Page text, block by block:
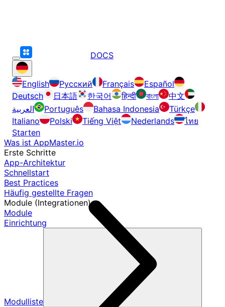
DOCS
English Русский Français
Español
Deutsch
日本語 한국어 हिन्दी বাংলা
中文
العربية
Português Bahasa Indonesia
Türkçe
Italiano
Polski Tiếng Việt Nederlands
ไทย
Starten
Was ist AppMaster.io
Erste Schritte
App-Architektur
Schnellstart
Best Practices
Häufig gestellte Fragen
Module (Integrationen)
Module
Einrichtung
Modulliste